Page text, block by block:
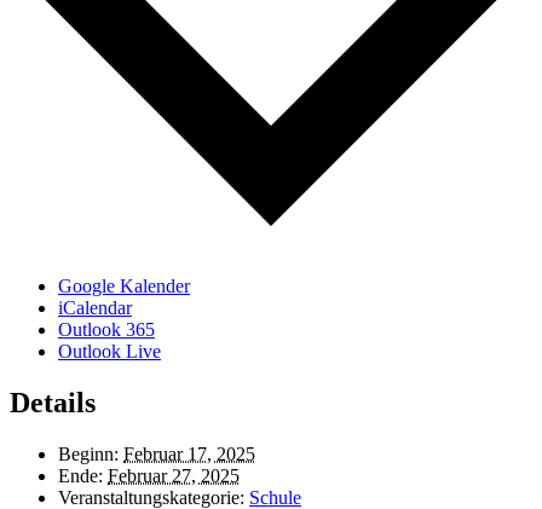
Google Kalender
iCalendar
Outlook 365
Outlook Live
Details
Beginn: Februar 17, 2025
Ende: Februar 27, 2025
Veranstaltungskategorie: Schule